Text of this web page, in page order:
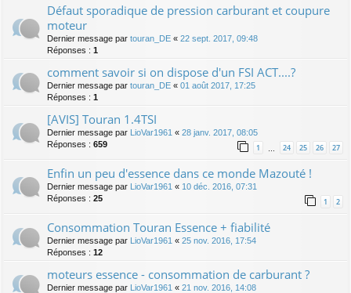
Défaut sporadique de pression carburant et coupure
moteur
Dernier message par touran_DE « 22 sept. 2017, 09:48
Réponses : 1
comment savoir si on dispose d'un FSI ACT....?
Dernier message par touran_DE « 01 août 2017, 17:25
Réponses : 1
[AVIS] Touran 1.4TSI
Dernier message par LioVar1961 « 28 janv. 2017, 08:05
Réponses : 659 1 24 25 26 27
Enfin un peu d'essence dans ce monde Mazouté !
Dernier message par LioVar1961 « 10 déc. 2016, 07:31
Réponses : 25 1 2
Consommation Touran Essence + fiabilité
Dernier message par LioVar1961 « 25 nov. 2016, 17:54
Réponses : 12
moteurs essence - consommation de carburant ?
Dernier message par LioVar1961 « 21 nov. 2016, 14:08